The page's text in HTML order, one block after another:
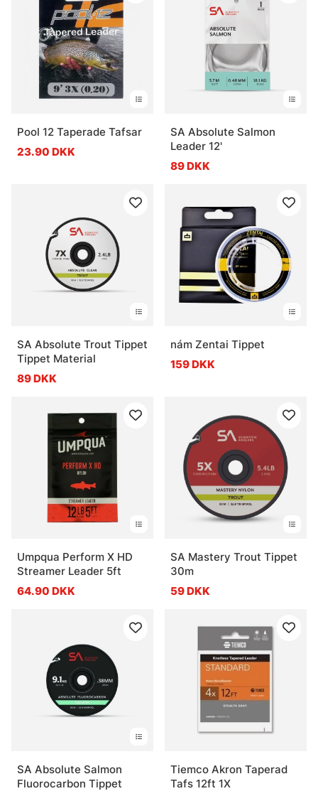
Pool 12 Taperade Tafsar
23.90 DKK
SA Absolute Salmon
Leader 12'
89 DKK
SA Absolute Trout Tippet
Tippet Material
89 DKK
nám Zentai Tippet
159 DKK
Umpqua Perform X HD
Streamer Leader 5ft
64.90 DKK
SA Mastery Trout Tippet
30m
59 DKK
SA Absolute Salmon
Fluorocarbon Tippet
Tiemco Akron Taperad
Tafs 12ft 1X